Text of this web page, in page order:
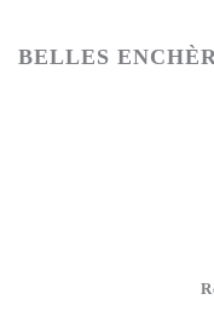
BELLES